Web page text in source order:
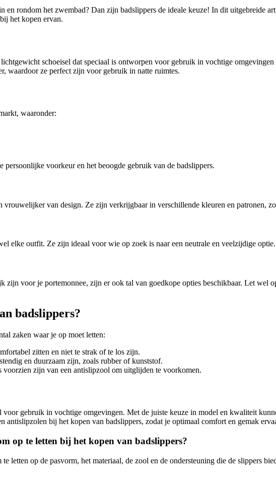
en rondom het zwembad? Dan zijn badslippers de ideale keuze! In dit uitgebreide
het kopen ervan.
schoeisel dat speciaal is ontworpen voor gebruik in vochtige
waardoor ze perfect zijn voor gebruik in natte ruimtes.
waaronder:
voorkeur en het beoogde gebruik van de badslippers.
vrouwelijker van design. Ze zijn verkrijgbaar in verschillende kleuren en patronen,
elke outfit. Ze zijn ideaal voor wie op zoek is naar een neutrale en veelzijdige optie.
zijn voor je portemonnee, zijn er ook tal van goedkope opties beschikbaar. Let wel
badslippers?
zaken waar je op moet letten:
zitten en niet te strak of te los zijn.
en duurzaam zijn, zoals rubber of kunststof.
zijn van een antislipzool om uitglijden te voorkomen.
voor gebruik in vochtige omgevingen. Met de juiste keuze in model en kwaliteit
antislipzolen bij het kopen van badslippers, zodat je optimaal comfort en gemak
op te letten bij het kopen van badslippers?
letten op de pasvorm, het materiaal, de zool en de ondersteuning die de slippers